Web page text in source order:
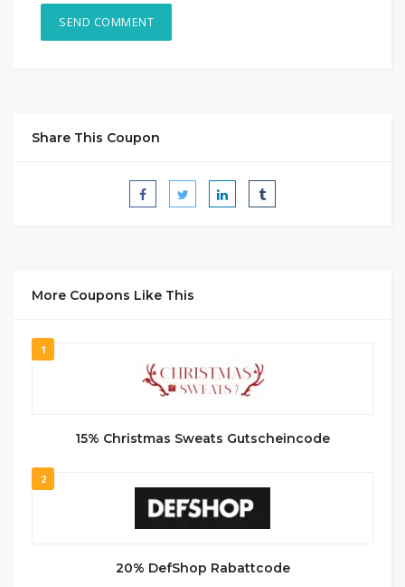
Share This Coupon
More Coupons Like This
1
15% Christmas Sweats Gutscheincode
2
20% DefShop Rabattcode